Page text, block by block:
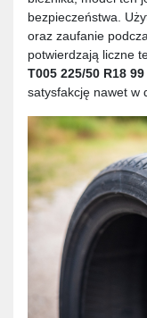
bezpieczeństwa.
oraz zaufanie
potwierdzają liczne
T005 225/50 R18 99
satysfakcję nawet w